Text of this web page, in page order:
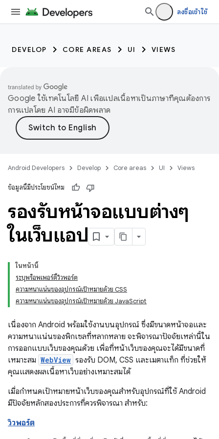
ลงชื่อเข้าใช้
DEVELOP CORE AREAS UI VIEWS
Google ใช้เทคโนโลยี AI เพื่อแปลเนื้อหาเป็นภาษาที่คุณต้องการ
การแปลโดย AI อาจมีข้อผิดพลาด
Android Developers Develop Core areas UI Views
ข้อมูลนี้มีประโยชน์ไหม
รองรับหน้าจอแบบต่างๆ
ในเว็บแอป
ในหน้านี้
ระบุพร็อพเพอร์ตี้วิวพอร์ต
ความหนาแน่นของอุปกรณ์เป้าหมายด้วย CSS
ความหนาแน่นของอุปกรณ์เป้าหมายด้วย JavaScript
เนื่องจาก Android พร้อมใช้งานบนอุปกรณ์ ซึ่งมีขนาดหน้าจอและ
ความหนาแน่นของพิกเซลที่หลากหลาย จะพิจารณาปัจจัยเหล่านี้ใน
การออกแบบเว็บของคุณด้วย เพื่อที่หน้าเว็บของคุณจะได้มีขนาดที่
เหมาะสม WebView รองรับ DOM, CSS และเมตาแท็ก ที่ช่วยให้
คุณแสดงผลเนื้อหาเว็บอย่างเหมาะสมได้
เมื่อกำหนดเป้าหมายหน้าเว็บของคุณสำหรับอุปกรณ์ที่ใช้ Android
มีปัจจัยหลักสองประการที่ควรพิจารณา สำหรับ:
วิวพอร์ต